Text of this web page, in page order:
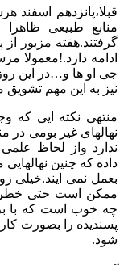
قبلا،پانزدهم اسفند
منابع طبیعی
گرفتند‌‌.هفته مزبور
ادامه دارد.!معمولا
جی او ها و…در این
نیز به این مهم تشویق
منتهی نکته ایی که
نهالهای غیر بومی در
ندارد واز لحاظ
داده که چنین
بعمل نمی ایند.خیلی
ممکن است حتی
چه خوب است که با
پسندیده را بصورت
شود.